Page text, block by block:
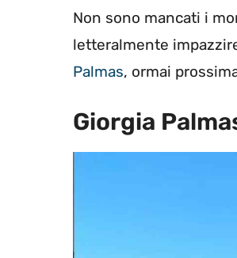
Non sono mancati i
letteralmente
Palmas, ormai
Giorgia